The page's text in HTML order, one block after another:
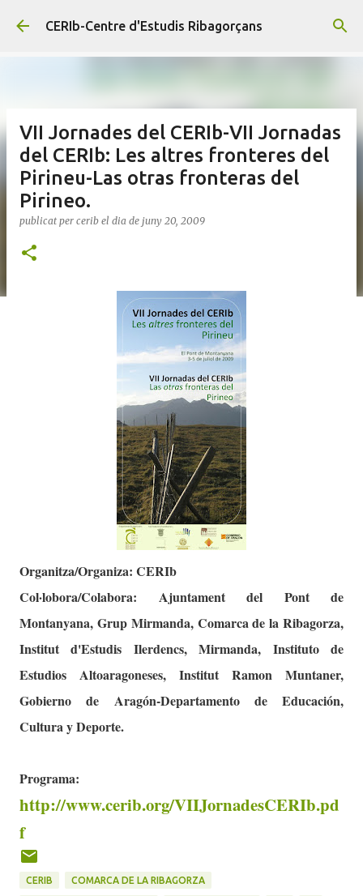
Salta al contingut principal
CERIb-Centre d'Estudis Ribagorçans
VII Jornades del CERIb-VII Jornadas
del CERIb: Les altres fronteres del
Pirineu-Las otras fronteras del
Pirineo.
publicat per cerib el dia de juny 20, 2009
Organitza/Organiza: CERIb
Col·lobora/Colabora: Ajuntament del Pont de
Montanyana, Grup Mirmanda, Comarca de la Ribagorza,
Institut d'Estudis Ilerdencs, Mirmanda, Instituto de
Estudios Altoaragoneses, Institut Ramon Muntaner,
Gobierno de Aragón-Departamento de Educación,
Cultura y Deporte.
Programa:
http://www.cerib.org/VIIJornadesCERIb.pd
f
CERIB COMARCA DE LA RIBAGORZA